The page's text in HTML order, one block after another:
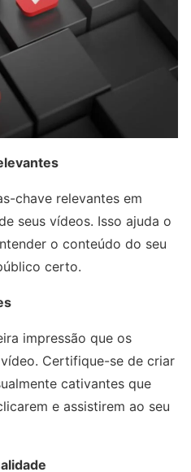
chave relevantes em
seus vídeos. Isso ajuda o
o conteúdo do seu
certo.
impressão que os
Certifique-se de criar
cativantes que
e assistirem ao seu